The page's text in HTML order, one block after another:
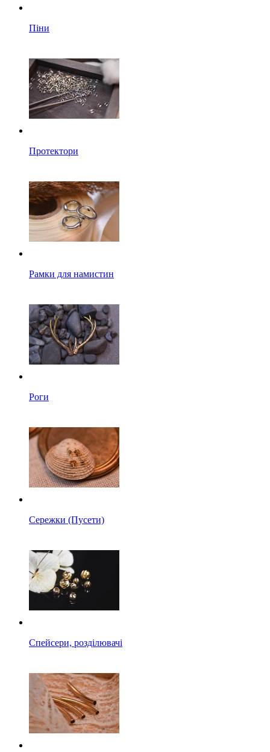
Піни
Протектори
Рамки для намистин
Роги
Сережки (Пусети)
Спейсери, розділювачі